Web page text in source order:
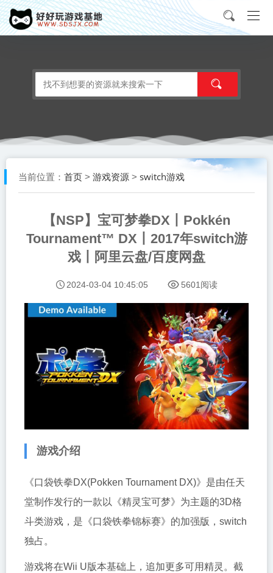
当前位置： 首页 > 游戏资源 > switch游戏
【NSP】宝可梦拳DX丨Pokkén
Tournament™ DX丨2017年switch游
戏丨阿里云盘/百度网盘
2024-03-04 10:45:05 5601阅读
游戏介绍
《口袋铁拳DX(Pokken Tournament DX)》是由任天
堂制作发行的一款以《精灵宝可梦》为主题的3D格
斗类游戏，是《口袋铁拳锦标赛》的加强版，switch
独占。
游戏将在Wii U版本基础上，追加更多可用精灵。截